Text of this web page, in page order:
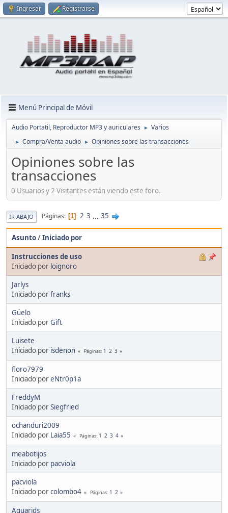
Ingresar Registrarse
Menú Principal de Móvil
Audio Portatil, Reproductor MP3 y auriculares ► Varios
► Compra/Venta audio ► Opiniones sobre las transacciones
Opiniones sobre las
transacciones
0 Usuarios y 2 Visitantes están viendo este foro.
IR ABAJO Páginas 1 2 3 ... 35
Asunto/Iniciado por
Instrucciones de uso
Iniciado por loignoro
Jarlys
Iniciado porfranks
Güelo
Iniciado porGift
Luisete
Iniciado por isdenon Páginas 1 2 3
floro7979
Iniciado poreNtr0p1a
FreddyM
Iniciado porSiegfried
ochanduri2009
Iniciado por Laia55 Páginas 1 2 3 4
meabotijos
Iniciado por pacviola
pacviola
Iniciado porcolombo4 Páginas 1 2
Aquarids